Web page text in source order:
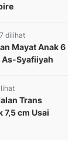
dilihat
Mayat Anak 6
As-Syafiiyah
Trans
7,5 cm Usai
Nabire